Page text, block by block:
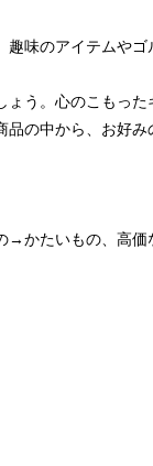
味のアイテムやゴ
う。心のこもっ
の中から、お好
→かたいもの、高